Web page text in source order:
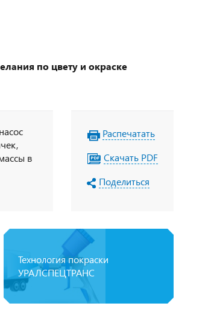
по цвету и окраске
в
Распечатать
Скачать PDF
Поделиться
Технология покраски
УРАЛСПЕЦТРАНС